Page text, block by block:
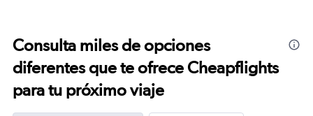
Consulta miles de opciones
diferentes que te ofrece Cheapflights
para tu próximo viaje